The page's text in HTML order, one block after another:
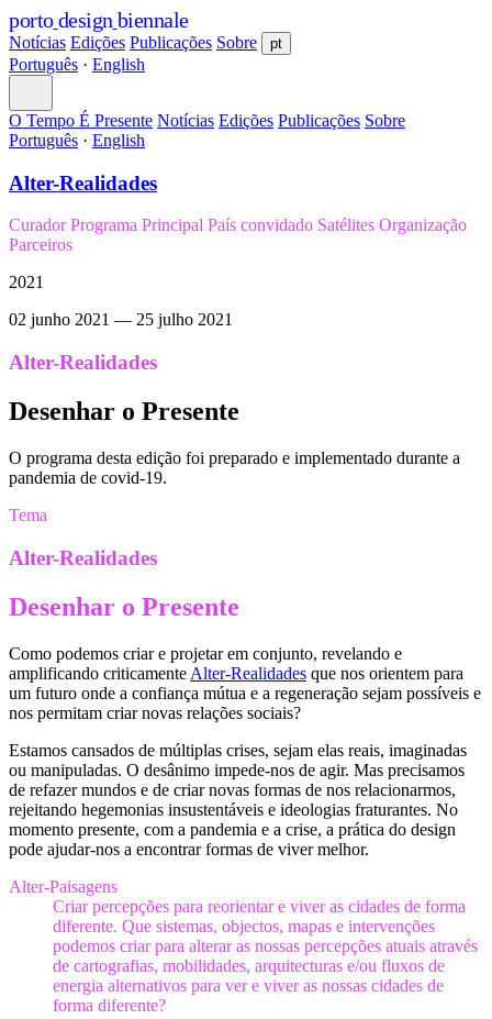
porto design biennale
Notícias Edições Publicações Sobre pt
Português · English
O Tempo É Presente Notícias Edições Publicações Sobre
Português · English
Alter-Realidades
Curador Programa Principal País convidado Satélites Organização
Parceiros
2021
02 junho 2021 — 25 julho 2021
Alter-Realidades
Desenhar o Presente
O programa desta edição foi preparado e implementado durante a
pandemia de covid-19.
Tema
Alter-Realidades
Desenhar o Presente
Como podemos criar e projetar em conjunto, revelando e
amplificando criticamente Alter-Realidades que nos orientem para
um futuro onde a confiança mútua e a regeneração sejam possíveis e
nos permitam criar novas relações sociais?
Estamos cansados de múltiplas crises, sejam elas reais, imaginadas
ou manipuladas. O desânimo impede-nos de agir. Mas precisamos
de refazer mundos e de criar novas formas de nos relacionarmos,
rejeitando hegemonias insustentáveis e ideologias fraturantes. No
momento presente, com a pandemia e a crise, a prática do design
pode ajudar-nos a encontrar formas de viver melhor.
Alter-Paisagens
Criar percepções para reorientar e viver as cidades de forma
diferente. Que sistemas, objectos, mapas e intervenções
podemos criar para alterar as nossas percepções atuais através
de cartografias, mobilidades, arquitecturas e/ou fluxos de
energia alternativos para ver e viver as nossas cidades de
forma diferente?